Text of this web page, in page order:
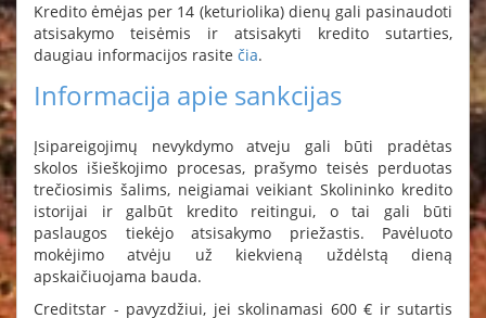
Kredito ėmėjas per 14 (keturiolika) dienų gali pasinaudoti
atsisakymo teisėmis ir atsisakyti kredito sutarties,
daugiau informacijos rasite čia.
Informacija apie sankcijas
Įsipareigojimų nevykdymo atveju gali būti pradėtas
skolos išieškojimo procesas, prašymo teisės perduotas
trečiosimis šalims, neigiamai veikiant Skolininko kredito
istorijai ir galbūt kredito reitingui, o tai gali būti
paslaugos tiekėjo atsisakymo priežastis. Pavėluoto
mokėjimo atvėju už kiekvieną uždėlstą dieną
apskaičiuojama bauda.
Creditstar - pavyzdžiui, jei skolinamasi 600 € ir sutartis